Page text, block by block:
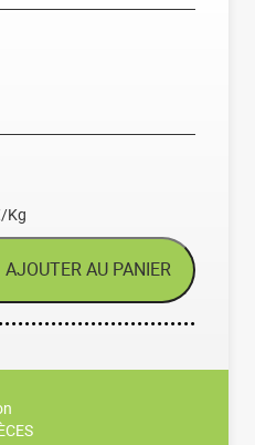
Kg
AJOUTER AU PANIER